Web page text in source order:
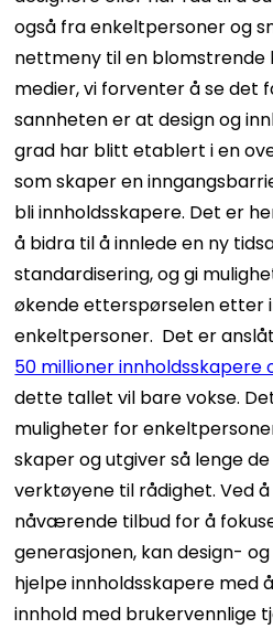
også fra enkeltpersoner og
nettmeny til en blomstrende
medier, vi forventer å se det
sannheten er at design og
grad har blitt etablert i en
som skaper en
bli innholdsskapere. Det er
å bidra til å innlede en ny
standardisering, og gi
økende etterspørselen etter
enkeltpersoner. Det er
50 millioner innholdsskapere
dette tallet vil bare vokse.
muligheter for
skaper og utgiver så lenge
verktøyene til rådighet. Ved
nåværende tilbud for å
generasjonen, kan design-
hjelpe innholdsskapere med
innhold med brukervennlige